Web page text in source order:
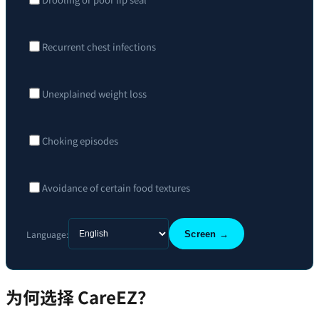
Recurrent chest infections
Unexplained weight loss
Choking episodes
Avoidance of certain food textures
Language: Screen →
为何选择 CareEZ？